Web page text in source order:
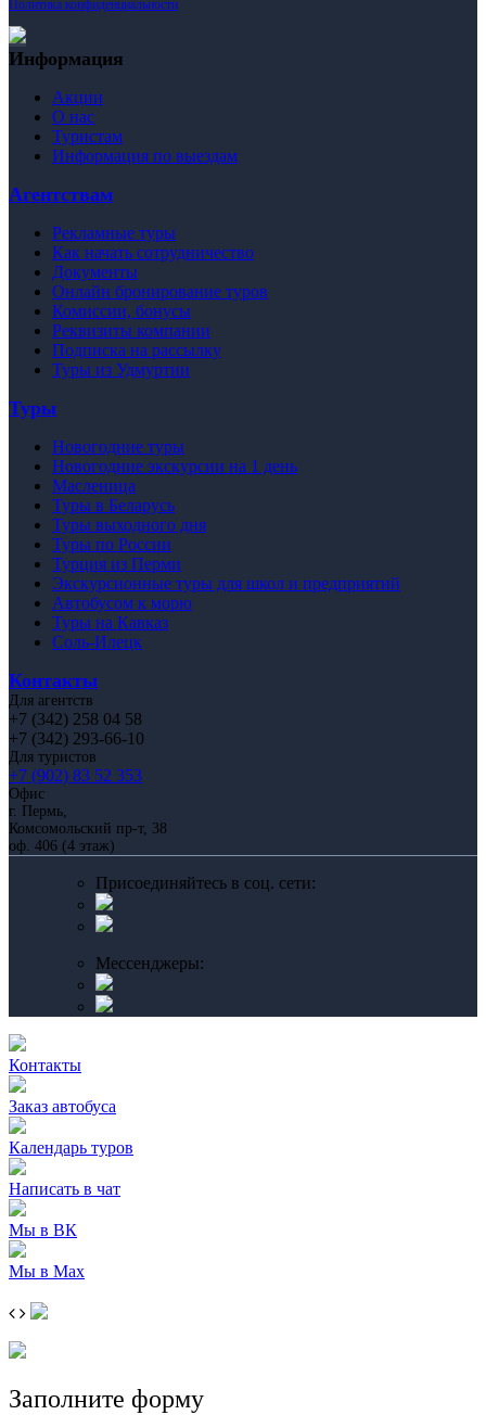
Политика конфиденциальности
Информация
Акции
О нас
Туристам
Информация по выездам
Агентствам
Рекламные туры
Как начать сотрудничество
Документы
Онлайн бронирование туров
Комиссии, бонусы
Реквизиты компании
Подписка на рассылку
Туры из Удмуртии
Туры
Новогодние туры
Новогодние экскурсии на 1 день
Масленица
Туры в Беларусь
Туры выходного дня
Туры по России
Турция из Перми
Экскурсионные туры для школ и предприятий
Автобусом к морю
Туры на Кавказ
Соль-Илецк
Контакты
Для агентств
+7 (342) 258 04 58
+7 (342) 293-66-10
Для туристов
+7 (902) 83 52 353
Офис
г. Пермь,
Комсомольский пр-т, 38
оф. 406 (4 этаж)
Присоединяйтесь в соц. сети:
Мессенджеры:
Контакты
Заказ автобуса
Календарь туров
Написать в чат
Мы в ВК
Мы в Max
Заполните форму